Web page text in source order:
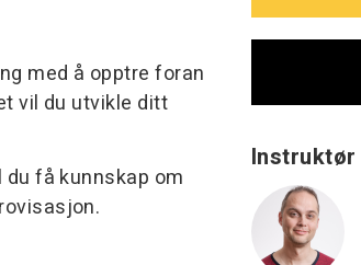
med å opptre foran
vil du utvikle ditt
få kunnskap om
Instruktør